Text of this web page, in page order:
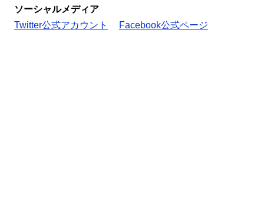
ソーシャルメディア
Twitter公式アカウント
Facebook公式ページ